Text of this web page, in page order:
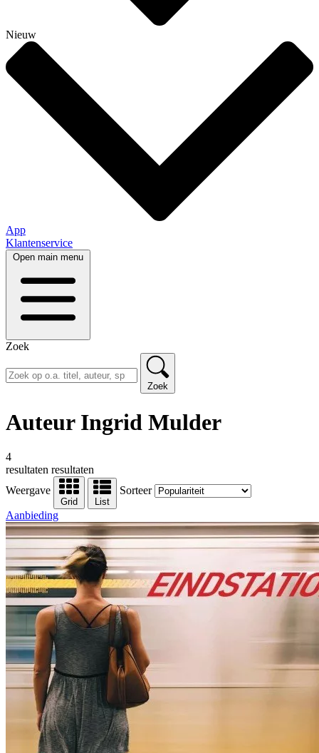
Nieuw
App
Klantenservice
Open main menu
Zoek
Zoek
Auteur Ingrid Mulder
4
resultaten resultaten
Weergave
Grid List
Sorteer
Aanbieding